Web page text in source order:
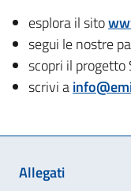
esplora il sito
segui le nostre
scopri il progetto
scrivi a
Allegati